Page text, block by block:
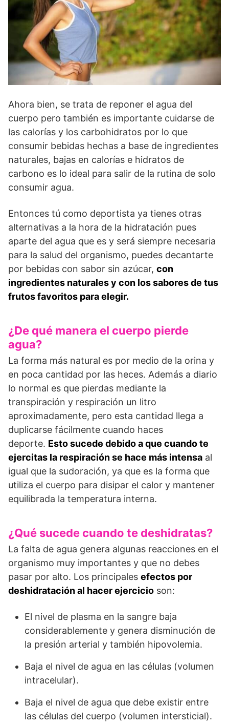
Ahora bien, se trata de reponer el agua del
cuerpo pero también es importante cuidarse de
las calorías y los carbohidratos por lo que
consumir bebidas hechas a base de ingredientes
naturales, bajas en calorías e hidratos de
carbono es lo ideal para salir de la rutina de solo
consumir agua.
Entonces tú como deportista ya tienes otras
alternativas a la hora de la hidratación pues
aparte del agua que es y será siempre necesaria
para la salud del organismo, puedes decantarte
por bebidas con sabor sin azúcar, con
ingredientes naturales y con los sabores de tus
frutos favoritos para elegir.
¿De qué manera el cuerpo pierde
agua?
La forma más natural es por medio de la orina y
en poca cantidad por las heces. Además a diario
lo normal es que pierdas mediante la
transpiración y respiración un litro
aproximadamente, pero esta cantidad llega a
duplicarse fácilmente cuando haces
deporte. Esto sucede debido a que cuando te
ejercitas la respiración se hace más intensa al
igual que la sudoración, ya que es la forma que
utiliza el cuerpo para disipar el calor y mantener
equilibrada la temperatura interna.
¿Qué sucede cuando te deshidratas?
La falta de agua genera algunas reacciones en el
organismo muy importantes y que no debes
pasar por alto. Los principales efectos por
deshidratación al hacer ejercicio son:
El nivel de plasma en la sangre baja
considerablemente y genera disminución de
la presión arterial y también hipovolemia.
Baja el nivel de agua en las células (volumen
intracelular).
Baja el nivel de agua que debe existir entre
las células del cuerpo (volumen intersticial).